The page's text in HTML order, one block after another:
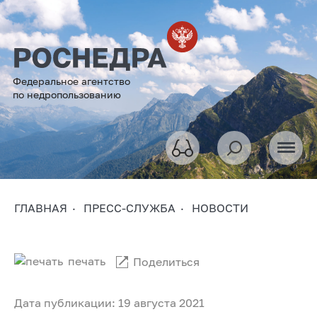
Федеральное агентство
по недропользованию
ГЛАВНАЯ ПРЕСС-СЛУЖБА НОВОСТИ
Дата публикации: 19 августа 2021
печать Поделиться